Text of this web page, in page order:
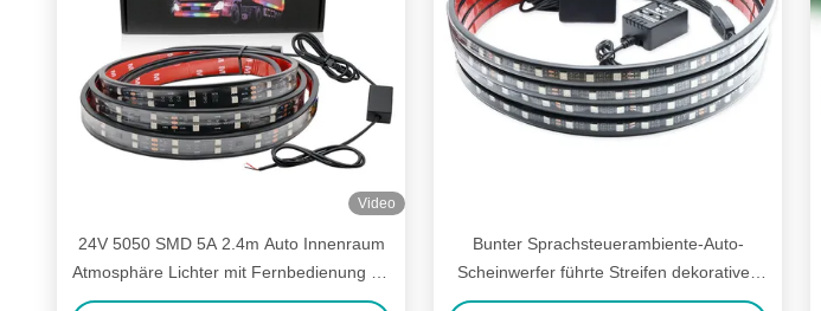
Video
24V 5050 SMD 5A 2.4m Auto Innenraum
Atmosphäre Lichter mit Fernbedienung für
Lieferwagen
Bunter Sprachsteuerambiente-Auto-
Scheinwerfer führte Streifen dekorativen
Rf Rgb 5050